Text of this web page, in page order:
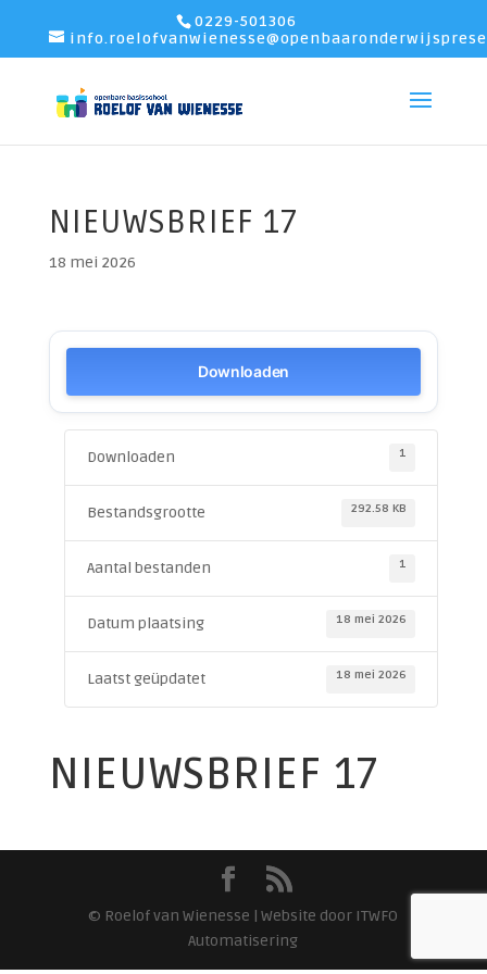
0229-501306
NIEUWSBRIEF 17
18 mei 2026
Downloaden
Downloaden 1
Bestandsgrootte 292.58 KB
Aantal bestanden 1
Datum plaatsing 18 mei 2026
Laatst geüpdatet 18 mei 2026
NIEUWSBRIEF 17
© Roelof van Wienesse | Website door ITWFO
Automatisering